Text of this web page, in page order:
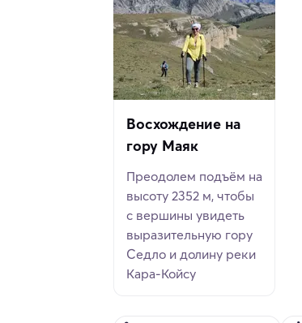
Восхождение на
гору Маяк
Преодолем подъём на
высоту 2352 м, чтобы
с вершины увидеть
выразительную гору
Седло и долину реки
Кара-Койсу